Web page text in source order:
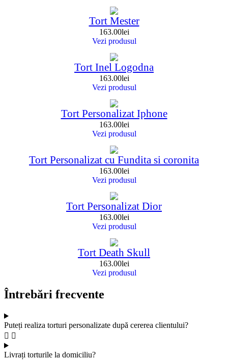
Tort Mester
163.00lei
Vezi produsul
Tort Inel Logodna
163.00lei
Vezi produsul
Tort Personalizat Iphone
163.00lei
Vezi produsul
Tort Personalizat cu Fundita si coronita
163.00lei
Vezi produsul
Tort Personalizat Dior
163.00lei
Vezi produsul
Tort Death Skull
163.00lei
Vezi produsul
Întrebări frecvente
Puteți realiza torturi personalizate după cererea clientului?
Livrați torturile la domiciliu?